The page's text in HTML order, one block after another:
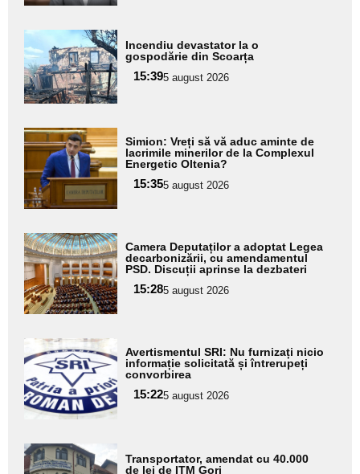
Adaugă
aici textul
pentru
subtitlu
Incendiu devastator la o
gospodărie din Scoarța
15:395 august 2026
Adaugă
aici textul
pentru
subtitlu
Simion: Vreți să vă aduc aminte de
lacrimile minerilor de la Complexul
Energetic Oltenia?
15:355 august 2026
Adaugă
aici textul
pentru
subtitlu
Camera Deputaților a adoptat Legea
decarbonizării, cu amendamentul
PSD. Discuții aprinse la dezbateri
15:285 august 2026
Adaugă
aici textul
pentru
subtitlu
Avertismentul SRI: Nu furnizați nicio
informație solicitată și întrerupeți
convorbirea
15:225 august 2026
Adaugă
Transportator, amendat cu 40.000
de lei de ITM Gorj